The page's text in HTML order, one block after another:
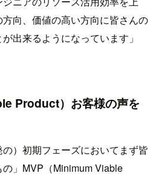
向、価値の高い方向に皆さんの
出来るようになっています」
Product）お客様の声を
の）初期フェーズにおいてまず皆
」MVP（Minimum Viable